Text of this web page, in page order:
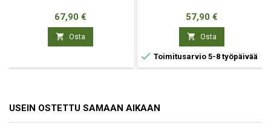
Hinta
67,90 €
 Osta
Hinta
57,90 €
 Osta
 Toimitusarvio 5-8 työpäivää
USEIN OSTETTU SAMAAN AIKAAN